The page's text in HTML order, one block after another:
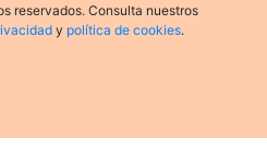
reservados. Consulta nuestros
y política de cookies.